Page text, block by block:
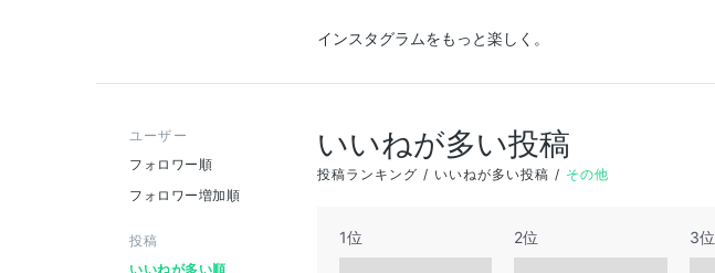
インスタグラムをもっと楽しく。
ユーザー
フォロワー順
フォロワー増加順
投稿
いいねが多い順
いいねが多い投稿
投稿ランキング いいねが多い投稿 その他
1位 2位 3位